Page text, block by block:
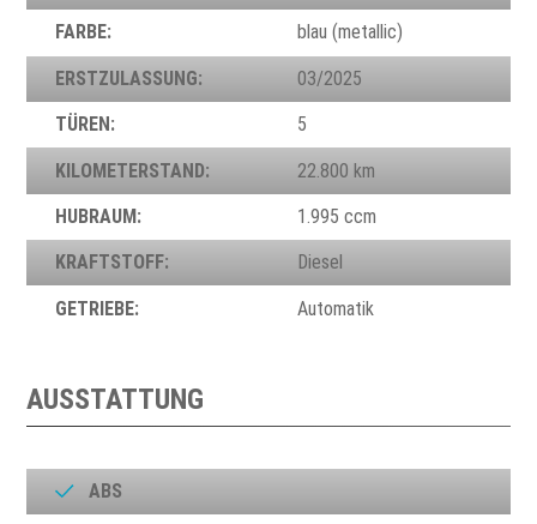
FARBE: blau (metallic)
ERSTZULASSUNG: 03/2025
TÜREN: 5
KILOMETERSTAND: 22.800 km
HUBRAUM: 1.995 ccm
KRAFTSTOFF: Diesel
GETRIEBE: Automatik
AUSSTATTUNG
ABS